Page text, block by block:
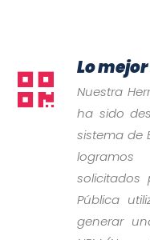

Lo
Nuestra
ha sido
sistema de
solicitados
Pública
generar